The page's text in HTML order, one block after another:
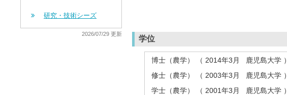
研究・技術シーズ
2026/07/29 更新
学位
博士（農学） （ 2014年3月 鹿児島大学 ）
修士（農学） （ 2003年3月 鹿児島大学 ）
学士（農学） （ 2001年3月 鹿児島大学 ）